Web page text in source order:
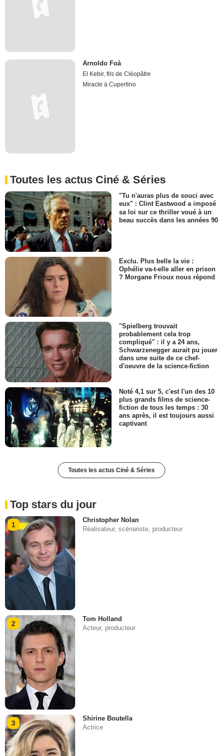
Arnoldo Foà
El Kebir, fils de Cléopâtre
Miracle à Cupertino
Toutes les actus Ciné & Séries
"Tu n'auras plus de souci avec
eux" : Clint Eastwood a imposé
sa loi sur ce thriller voué à un
beau succès dans les années 90
Exclu. Plus belle la vie :
Ophélie va-t-elle aller en prison
? Morgane Frioux nous répond
"Spielberg trouvait
probablement cela trop
compliqué" : il y a 24 ans,
Schwarzenegger aurait pu jouer
dans une suite de ce chef-
d'oeuvre de la science-fiction
Noté 4,1 sur 5, c'est l'un des 10
plus grands films de science-
fiction de tous les temps : 30
ans après, il est toujours aussi
captivant
Toutes les actus Ciné & Séries
Top stars du jour
1
Christopher Nolan
Réalisateur, scénariste, producteur
2
Tom Holland
Acteur, producteur
3
Shirine Boutella
Actrice